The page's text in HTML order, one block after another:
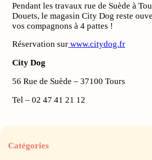
Pendant les travaux rue de Suède à
Douets, le magasin City Dog reste
vos compagnons à 4 pattes !
Réservation sur www.citydog.fr
City Dog
56 Rue de Suède – 37100 Tours
Tel – 02 47 41 21 12
Catégories